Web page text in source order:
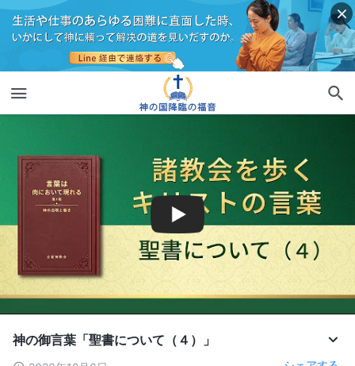
神の御言葉「聖書について（４）」